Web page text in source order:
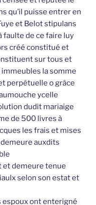
qu’il puisse entrer en
et Belot stipulans
faulte de ce faire luy
créé constitué et
sur tous et
la somme
perpétuelle o grâce
ycelle
dudit mariaige
de 500 livres à
les frais et mises
auxdits
et demeure tenue
selon son estat et
ont enterigné